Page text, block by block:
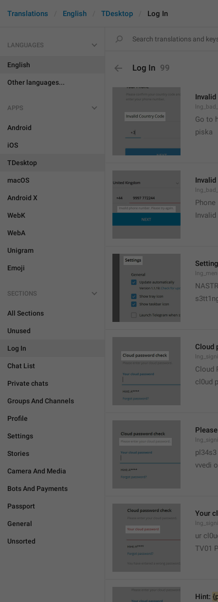
Translations English TDesktop Log In
LANGUAGES
English
Other languages...
APPS
Android
iOS
TDesktop
macOS
Android X
WebK
WebA
Unigram
Emoji
SECTIONS
All Sections
Unused
Log In
Chat List
Private chats
Groups And Channels
Profile
Settings
Stories
Camera And Media
Bots And Payments
Passport
General
Unsorted
Log In 99
Go to
piska
Phone
Invalid
Cloud
Cloud
cl0ud
vvedi
Your
ur
TV01
Hint: